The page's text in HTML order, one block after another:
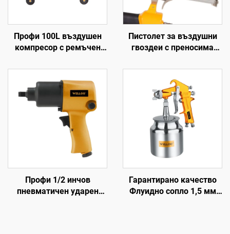
Профи 100L въздушен
компресор с ремъчен
за употреба в гаражи и
фабрики
Пистолет за въздушни
гвоздеи с преносима
мощност ръчен пистолет
за гвоздеи
Профи 1/2 инчов
пневматичен ударен
Гарантирано качество
Флуидно сопло 1,5 мм